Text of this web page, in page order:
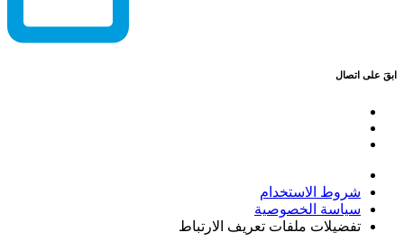
ابقَ على اتصال
شروط الاستخدام
سياسة الخصوصية
تفضيلات ملفات تعريف الارتباط